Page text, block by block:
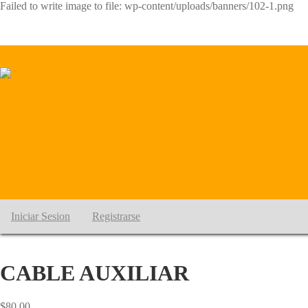
Failed to write image to file: wp-content/uploads/banners/102-1.png
Iniciar Sesion Registrarse
CABLE AUXILIAR